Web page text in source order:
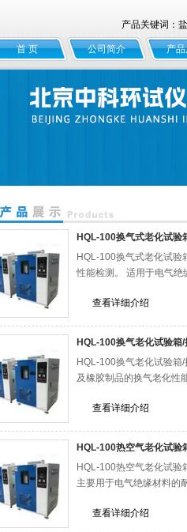
产品关键词：
首 页 公司简介 产品
HQL-100换气式老化试验
HQL-100换气式老化试验
性能检测。 适用于电气绝
查看详细介绍
HQL-100换气老化试验箱
HQL-100换气老化试验箱
及橡胶制品的换气老化性
查看详细介绍
HQL-100热空气老化试验
HQL-100热空气老化试
主要用于电气绝缘材料的
查看详细介绍